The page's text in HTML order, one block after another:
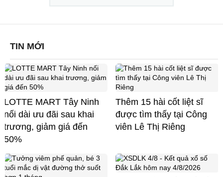
TIN MỚI
LOTTE MART Tây Ninh
nối dài ưu đãi sau khai
trương, giảm giá đến
50%
Thêm 15 hài cốt liệt sĩ
được tìm thấy tại Công
viên Lê Thị Riêng